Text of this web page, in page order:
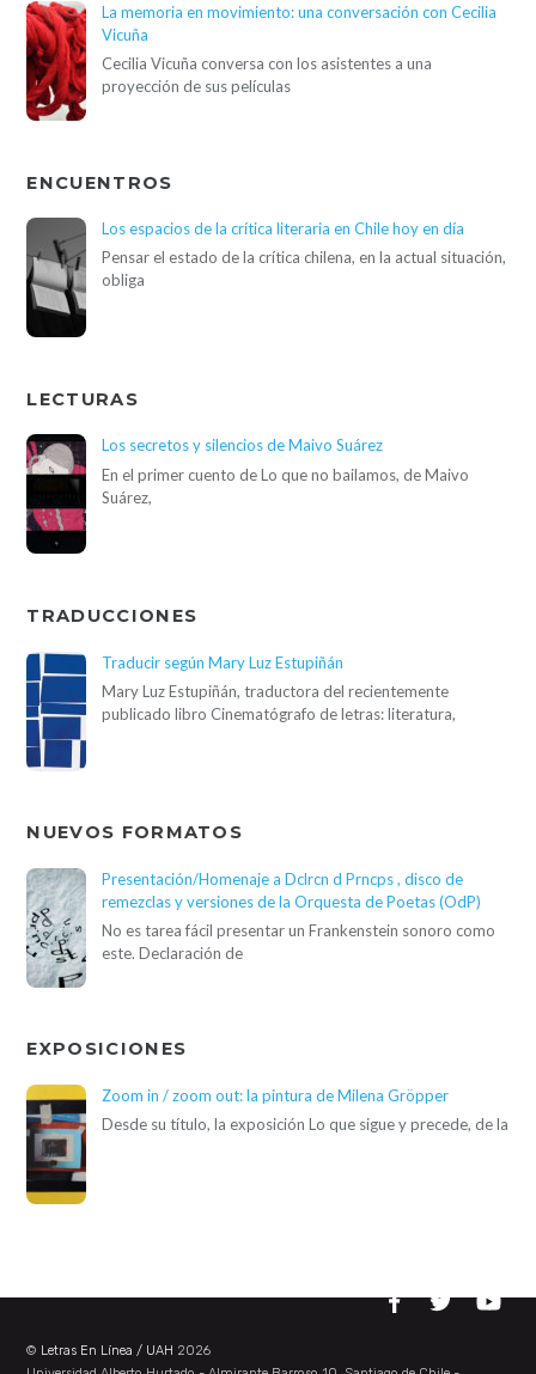
La memoria en movimiento: una conversación con Cecilia
Vicuña
Cecilia Vicuña conversa con los asistentes a una
proyección de sus películas
ENCUENTROS
Los espacios de la crítica literaria en Chile hoy en día
Pensar el estado de la crítica chilena, en la actual situación,
obliga
LECTURAS
Los secretos y silencios de Maivo Suárez
En el primer cuento de Lo que no bailamos, de Maivo
Suárez,
TRADUCCIONES
Traducir según Mary Luz Estupiñán
Mary Luz Estupiñán, traductora del recientemente
publicado libro Cinematógrafo de letras: literatura,
NUEVOS FORMATOS
Presentación/Homenaje a Dclrcn d Prncps , disco de
remezclas y versiones de la Orquesta de Poetas (OdP)
No es tarea fácil presentar un Frankenstein sonoro como
este. Declaración de
EXPOSICIONES
Zoom in / zoom out: la pintura de Milena Gröpper
Desde su título, la exposición Lo que sigue y precede, de la
© Letras En Línea / UAH 2026